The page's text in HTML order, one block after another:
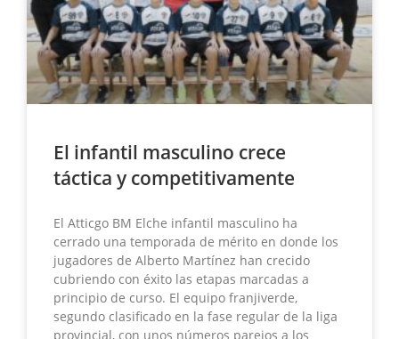
El infantil masculino crece
táctica y competitivamente
El Atticgo BM Elche infantil masculino ha
cerrado una temporada de mérito en donde los
jugadores de Alberto Martínez han crecido
cubriendo con éxito las etapas marcadas a
principio de curso. El equipo franjiverde,
segundo clasificado en la fase regular de la liga
provincial, con unos números parejos a los